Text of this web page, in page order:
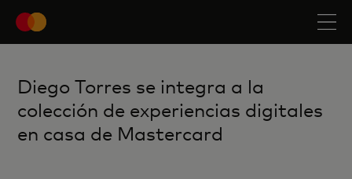
Diego Torres se integra a la
colección de experiencias digitales
en casa de Mastercard